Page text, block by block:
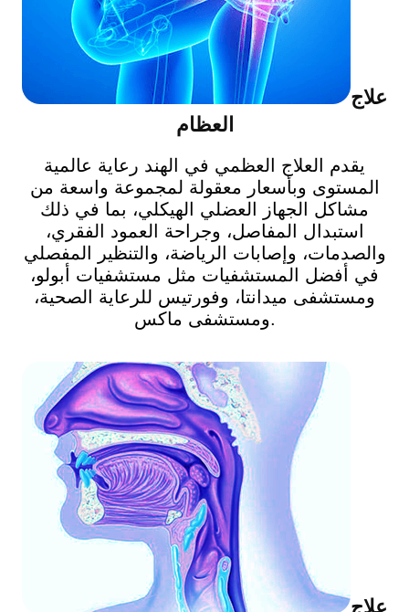
علاج
العظام
يقدم العلاج العظمي في الهند رعاية عالمية
المستوى وبأسعار معقولة لمجموعة واسعة من
مشاكل الجهاز العضلي الهيكلي، بما في ذلك
استبدال المفاصل، وجراحة العمود الفقري،
والصدمات، وإصابات الرياضة، والتنظير المفصلي
في أفضل المستشفيات مثل مستشفيات أبولو،
ومستشفى ميدانتا، وفورتيس للرعاية الصحية،
ومستشفى ماكس.
علاج